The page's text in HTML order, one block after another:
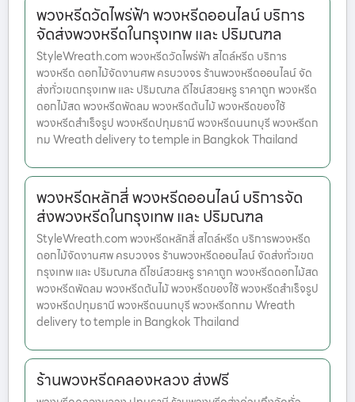
พวงหรีดวัดไพร่ฟ้า พวงหรีดออนไลน์ บริการ
จัดส่งพวงหรีดในกรุงเทพ และ ปริมณฑล
StyleWreath.com พวงหรีดวัดไพร่ฟ้า สไตล์หรีด บริการ
พวงหรีด ดอกไม้จัดงานศพ ครบวงจร ร้านพวงหรีดออนไลน์ จัด
ส่งทั่วเขตกรุงเทพ และ ปริมณฑล ดีไซน์สวยหรู ราคาถูก พวงหรีด
ดอกไม้สด พวงหรีดพัดลม พวงหรีดต้นไม้ พวงหรีดของใช้
พวงหรีดสำเร็จรูป พวงหรีดปทุมธานี พวงหรีดนนทบุรี พวงหรีดก
ทม Wreath delivery to temple in Bangkok Thailand
พวงหรีดหลักสี่ พวงหรีดออนไลน์ บริการจัด
ส่งพวงหรีดในกรุงเทพ และ ปริมณฑล
StyleWreath.com พวงหรีดหลักสี่ สไตล์หรีด บริการพวงหรีด
ดอกไม้จัดงานศพ ครบวงจร ร้านพวงหรีดออนไลน์ จัดส่งทั่วเขต
กรุงเทพ และ ปริมณฑล ดีไซน์สวยหรู ราคาถูก พวงหรีดดอกไม้สด
พวงหรีดพัดลม พวงหรีดต้นไม้ พวงหรีดของใช้ พวงหรีดสำเร็จรูป
พวงหรีดปทุมธานี พวงหรีดนนทบุรี พวงหรีดกทม Wreath
delivery to temple in Bangkok Thailand
ร้านพวงหรีดคลองหลวง ส่งฟรี